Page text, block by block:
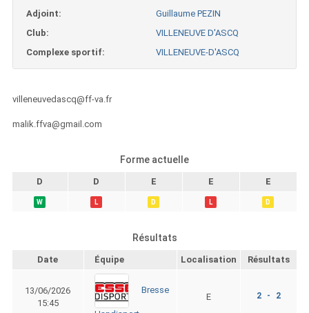
Adjoint:
Guillaume PEZIN
Club:
VILLENEUVE D'ASCQ
Complexe sportif:
VILLENEUVE-D'ASCQ
villeneuvedascq@ff-va.fr
malik.ffva@gmail.com
Forme actuelle
D D E E E
W L D L D
Résultats
Date Équipe Localisation Résultats
13/06/2026
15:45
Bresse
E 2 - 2